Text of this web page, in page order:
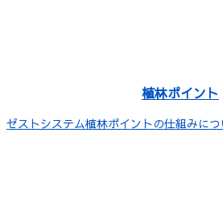
植林ポイント
ゼストシステム植林ポイントの仕組みにつ